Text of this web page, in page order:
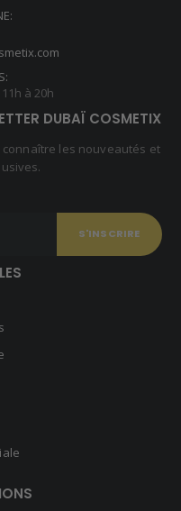
à 20h
DUBAÏ COSMETIX
les nouveautés et